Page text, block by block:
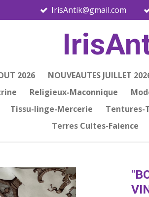
IrisAntik@gmail.com
2026 NOUVEAUTES JUILLET
Religieux-Maconnique
Tissu-linge-Mercerie Tentures-
Terres Cuites-Faience